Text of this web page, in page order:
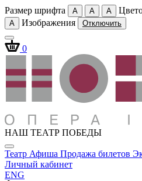
Размер шрифта A A A
A
Изображения Отключить
0
НАШ ТЕАТР ПОБЕДЫ
Театр Афиша Продажа билетов
Личный кабинет
ENG